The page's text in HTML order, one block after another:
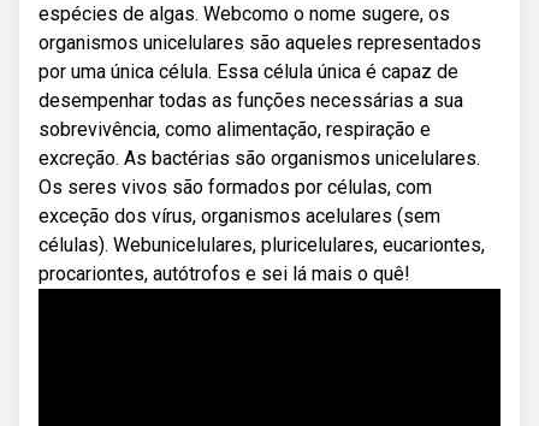
espécies de algas. Webcomo o nome sugere, os
organismos unicelulares são aqueles representados
por uma única célula. Essa célula única é capaz de
desempenhar todas as funções necessárias a sua
sobrevivência, como alimentação, respiração e
excreção. As bactérias são organismos unicelulares.
Os seres vivos são formados por células, com
exceção dos vírus, organismos acelulares (sem
células). Webunicelulares, pluricelulares, eucariontes,
procariontes, autótrofos e sei lá mais o quê!